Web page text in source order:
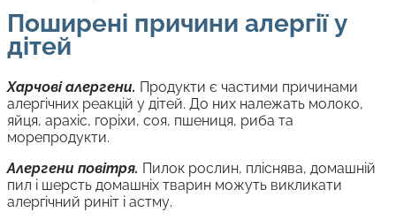
Поширені причини алергії у
дітей
Харчові алергени. Продукти є частими причинами
алергічних реакцій у дітей. До них належать молоко,
яйця, арахіс, горіхи, соя, пшениця, риба та
морепродукти.
Алергени повітря. Пилок рослин, пліснява, домашній
пил і шерсть домашніх тварин можуть викликати
алергічний риніт і астму.